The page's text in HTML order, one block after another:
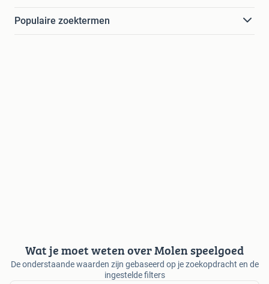
Populaire zoektermen
Wat je moet weten over Molen speelgoed
De onderstaande waarden zijn gebaseerd op je zoekopdracht en de
ingestelde filters